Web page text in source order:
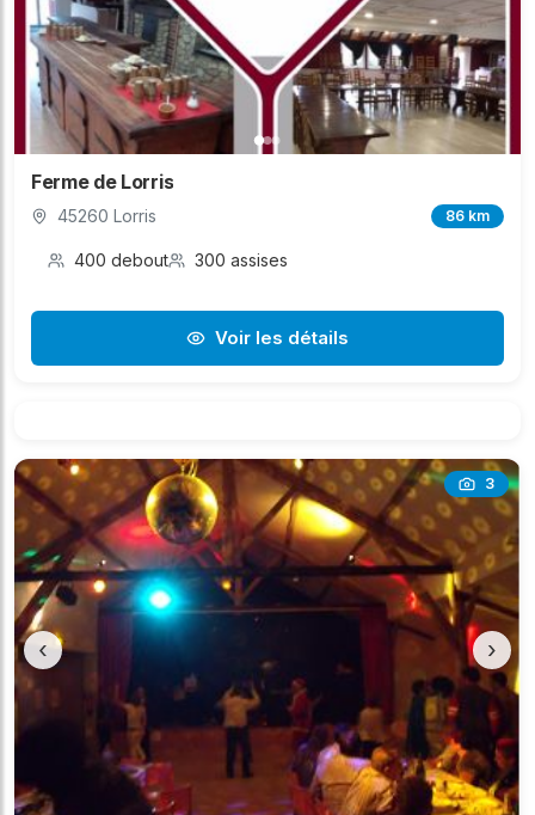
Ferme de Lorris
45260 Lorris 86 km
400 debout 300 assises
Voir les détails
3
‹ ›